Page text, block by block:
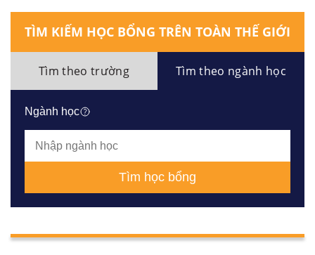
TÌM KIẾM HỌC BỔNG TRÊN TOÀN THẾ GIỚI
Tìm theo trường Tìm theo ngành học
Ngành học
Tìm học bổng